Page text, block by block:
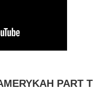
PART T